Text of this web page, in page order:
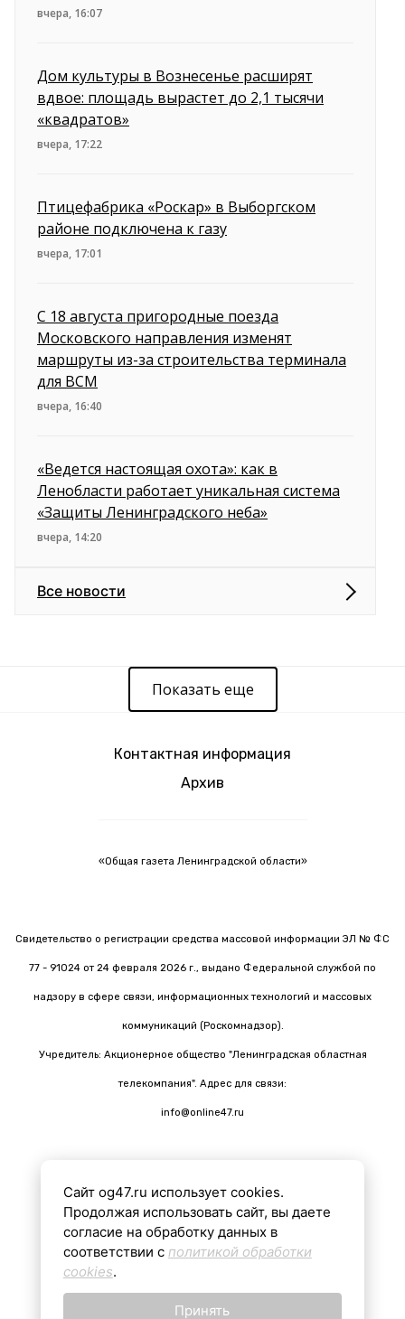
вчера, 16:07
Дом культуры в Вознесенье расширят
вдвое: площадь вырастет до 2,1 тысячи
«квадратов»
вчера, 17:22
Птицефабрика «Роскар» в Выборгском
районе подключена к газу
вчера, 17:01
С 18 августа пригородные поезда
Московского направления изменят
маршруты из-за строительства терминала
для ВСМ
вчера, 16:40
«Ведется настоящая охота»: как в
Ленобласти работает уникальная система
«Защиты Ленинградского неба»
вчера, 14:20
Все новости
Показать еще
Контактная информация
Архив
«Общая газета Ленинградской области»
Свидетельство о регистрации средства массовой информации ЭЛ № ФС
77 - 91024 от 24 февраля 2026 г., выдано Федеральной службой по
надзору в сфере связи, информационных технологий и массовых
коммуникаций (Роскомнадзор).
Учредитель: Акционерное общество "Ленинградская областная
телекомпания". Адрес для связи:
info@online47.ru
Все материалы на сайте подготовлены с помощью ИИ
16+
Сайт og47.ru использует cookies.
Продолжая использовать сайт, вы даете
согласие на обработку данных в
соответствии с политикой обработки
cookies.
Принять